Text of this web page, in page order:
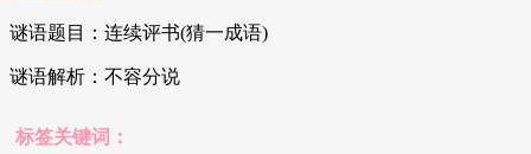
谜语题目：连续评书(猜一成语)
谜语解析：不容分说
标签关键词：